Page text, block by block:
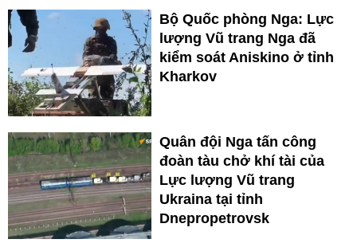
Bộ Quốc phòng Nga: Lực
lượng Vũ trang Nga đã
kiểm soát Aniskino ở tỉnh
Kharkov
Quân đội Nga tấn công
đoàn tàu chở khí tài của
Lực lượng Vũ trang
Ukraina tại tỉnh
Dnepropetrovsk